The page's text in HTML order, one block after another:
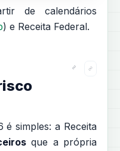
de calendários
) e Receita Federal.
é simples: a Receita
que a própria